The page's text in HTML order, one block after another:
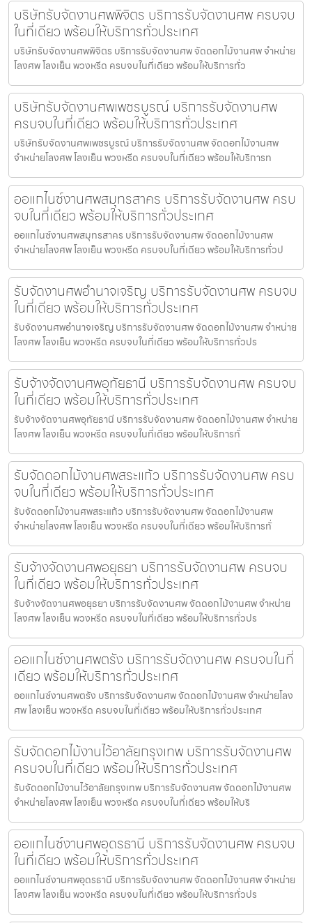
บริษัทรับจัดงานศพพิจิตร บริการรับจัดงานศพ ครบจบ
ในที่เดียว พร้อมให้บริการทั่วประเทศ
บริษัทรับจัดงานศพพิจิตร บริการรับจัดงานศพ จัดดอกไม้งานศพ จำหน่าย
โลงศพ โลงเย็น พวงหรีด ครบจบในที่เดียว พร้อมให้บริการทั่ว
บริษัทรับจัดงานศพเพชรบูรณ์ บริการรับจัดงานศพ
ครบจบในที่เดียว พร้อมให้บริการทั่วประเทศ
บริษัทรับจัดงานศพเพชรบูรณ์ บริการรับจัดงานศพ จัดดอกไม้งานศพ
จำหน่ายโลงศพ โลงเย็น พวงหรีด ครบจบในที่เดียว พร้อมให้บริการท
ออแกไนซ์งานศพสมุทรสาคร บริการรับจัดงานศพ ครบ
จบในที่เดียว พร้อมให้บริการทั่วประเทศ
ออแกไนซ์งานศพสมุทรสาคร บริการรับจัดงานศพ จัดดอกไม้งานศพ
จำหน่ายโลงศพ โลงเย็น พวงหรีด ครบจบในที่เดียว พร้อมให้บริการทั่วป
รับจัดงานศพอำนาจเจริญ บริการรับจัดงานศพ ครบจบ
ในที่เดียว พร้อมให้บริการทั่วประเทศ
รับจัดงานศพอำนาจเจริญ บริการรับจัดงานศพ จัดดอกไม้งานศพ จำหน่าย
โลงศพ โลงเย็น พวงหรีด ครบจบในที่เดียว พร้อมให้บริการทั่วปร
รับจ้างจัดงานศพอุทัยธานี บริการรับจัดงานศพ ครบจบ
ในที่เดียว พร้อมให้บริการทั่วประเทศ
รับจ้างจัดงานศพอุทัยธานี บริการรับจัดงานศพ จัดดอกไม้งานศพ จำหน่าย
โลงศพ โลงเย็น พวงหรีด ครบจบในที่เดียว พร้อมให้บริการทั่
รับจัดดอกไม้งานศพสระแก้ว บริการรับจัดงานศพ ครบ
จบในที่เดียว พร้อมให้บริการทั่วประเทศ
รับจัดดอกไม้งานศพสระแก้ว บริการรับจัดงานศพ จัดดอกไม้งานศพ
จำหน่ายโลงศพ โลงเย็น พวงหรีด ครบจบในที่เดียว พร้อมให้บริการทั่
รับจ้างจัดงานศพอยุธยา บริการรับจัดงานศพ ครบจบ
ในที่เดียว พร้อมให้บริการทั่วประเทศ
รับจ้างจัดงานศพอยุธยา บริการรับจัดงานศพ จัดดอกไม้งานศพ จำหน่าย
โลงศพ โลงเย็น พวงหรีด ครบจบในที่เดียว พร้อมให้บริการทั่วปร
ออแกไนซ์งานศพตรัง บริการรับจัดงานศพ ครบจบในที่
เดียว พร้อมให้บริการทั่วประเทศ
ออแกไนซ์งานศพตรัง บริการรับจัดงานศพ จัดดอกไม้งานศพ จำหน่ายโลง
ศพ โลงเย็น พวงหรีด ครบจบในที่เดียว พร้อมให้บริการทั่วประเทศ
รับจัดดอกไม้งานไว้อาลัยกรุงเทพ บริการรับจัดงานศพ
ครบจบในที่เดียว พร้อมให้บริการทั่วประเทศ
รับจัดดอกไม้งานไว้อาลัยกรุงเทพ บริการรับจัดงานศพ จัดดอกไม้งานศพ
จำหน่ายโลงศพ โลงเย็น พวงหรีด ครบจบในที่เดียว พร้อมให้บริ
ออแกไนซ์งานศพอุดรธานี บริการรับจัดงานศพ ครบจบ
ในที่เดียว พร้อมให้บริการทั่วประเทศ
ออแกไนซ์งานศพอุดรธานี บริการรับจัดงานศพ จัดดอกไม้งานศพ จำหน่าย
โลงศพ โลงเย็น พวงหรีด ครบจบในที่เดียว พร้อมให้บริการทั่วปร